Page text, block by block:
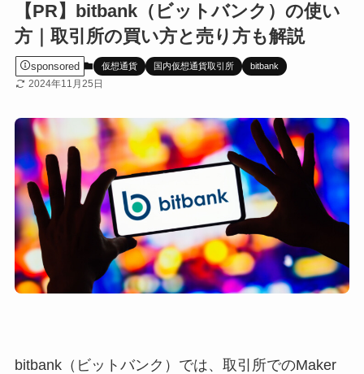
【PR】bitbank（ビットバンク）の使い
方｜取引所の買い方と売り方も解説
sponsored 仮想通貨 国内仮想通貨取引所 bitbank
2024年11月25日
bitbank（ビットバンク）では、取引所でのMaker